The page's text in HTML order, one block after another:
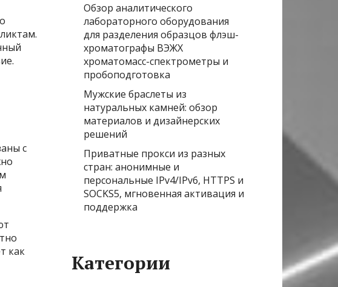
с
как
Обзор аналитического
лабораторного оборудования
для разделения образцов флэш-
хроматографы ВЭЖХ
хроматомасс-спектрометры и
пробоподготовка
Мужские браслеты из
натуральных камней: обзор
материалов и дизайнерских
решений
Приватные прокси из разных
стран: анонимные и
персональные IPv4/IPv6, HTTPS и
SOCKS5, мгновенная активация и
поддержка
Категории